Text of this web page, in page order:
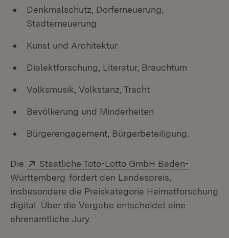
Denkmalschutz, Dorferneuerung,
Stadterneuerung
Kunst und Architektur
Dialektforschung, Literatur, Brauchtum
Volksmusik, Volkstanz, Tracht
Bevölkerung und Minderheiten
Bürgerengagement, Bürgerbeteiligung.
Die Extern:
Staatliche Toto-Lotto GmbH Baden-
Württemberg (Öffnet in neuem Fenster)
fördert den Landespreis,
insbesondere die Preiskategorie Heimatforschung
digital. Über die Vergabe entscheidet eine
ehrenamtliche Jury.